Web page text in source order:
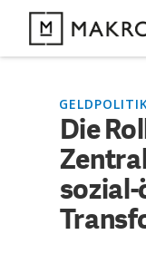
Unser
Die
KOMMENTARE
Die
sozial-